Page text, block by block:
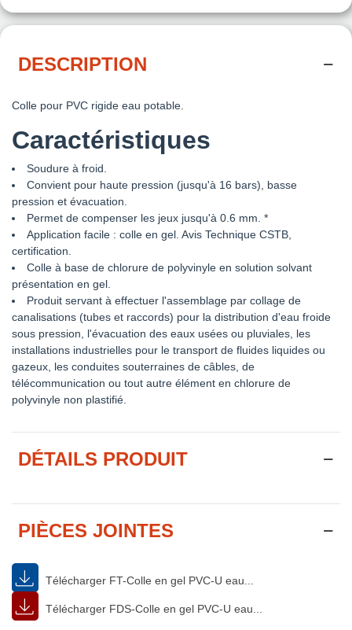
DESCRIPTION
Colle pour PVC rigide eau potable.
Caractéristiques
Soudure à froid.
Convient pour haute pression (jusqu'à 16 bars), basse
pression et évacuation.
Permet de compenser les jeux jusqu'à 0.6 mm. *
Application facile : colle en gel. Avis Technique CSTB,
certification.
Colle à base de chlorure de polyvinyle en solution solvant
présentation en gel.
Produit servant à effectuer l'assemblage par collage de
canalisations (tubes et raccords) pour la distribution d'eau froide
sous pression, l'évacuation des eaux usées ou pluviales, les
installations industrielles pour le transport de fluides liquides ou
gazeux, les conduites souterraines de câbles, de
télécommunication ou tout autre élément en chlorure de
polyvinyle non plastifié.
DÉTAILS PRODUIT
PIÈCES JOINTES
Télécharger FT-Colle en gel PVC-U eau...
Télécharger FDS-Colle en gel PVC-U eau...